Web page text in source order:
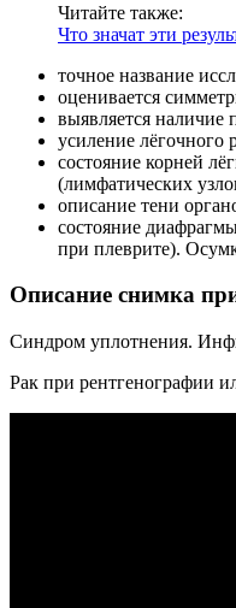
Читайте также:
Что значат эти
точное название
оценивается
выявляется наличие
усиление лёгочного
состояние корней
(лимфатических
описание тени
состояние
при плеврите).
Описание снимка
Синдром уплотнения.
Рак при рентгенографии